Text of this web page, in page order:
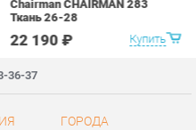
Весь мир
Екатеринбург